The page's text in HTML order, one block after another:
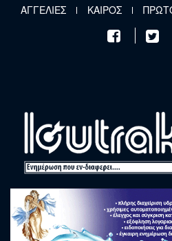
Παράκαμψη προς το κυρίως
ΑΓΓΕΛΙΕΣ ΚΑΙΡΟΣ